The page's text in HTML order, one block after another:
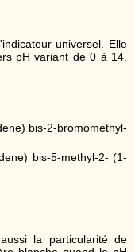
universel. Elle
pH variant de 0 à 14.
bis-2-bromomethyl-
bis-5-methyl-2- (1-
la particularité de